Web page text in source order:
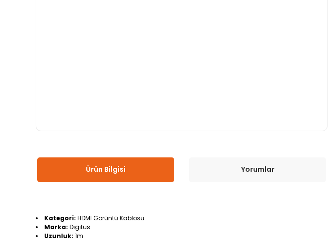
Ürün Bilgisi Yorumlar
Kategori: HDMI Görüntü Kablosu
Marka: Digitus
Uzunluk: 1m